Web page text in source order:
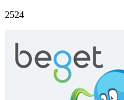
2524